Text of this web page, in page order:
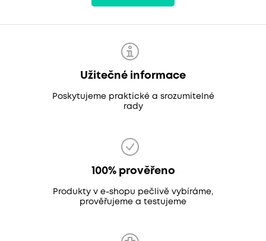
Užitečné informace
Poskytujeme praktické a srozumitelné
rady
100% prověřeno
Produkty v e-shopu pečlivě vybíráme,
prověřujeme a testujeme